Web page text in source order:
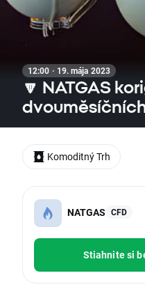
12:00 · 19. mája 2023
🔽 NATGAS
NATGAS CFD
Stiahnite si
Komoditný Trh